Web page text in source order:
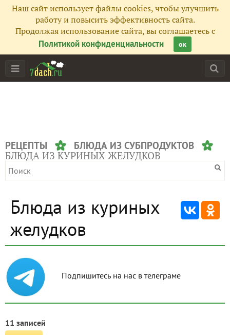
Наш сайт использует файлы cookies, чтобы улучшить
работу и повысить эффективность сайта.
Продолжая использование сайта, вы соглашаетесь с
Политикой конфиденциальности
ок
РЕЦЕПТЫ БЛЮДА ИЗ СУБПРОДУКТОВ
БЛЮДА ИЗ КУРИНЫХ ЖЕЛУДКОВ
Блюда из куриных
желудков
Подпишитесь на нас в телеграме
11 записей